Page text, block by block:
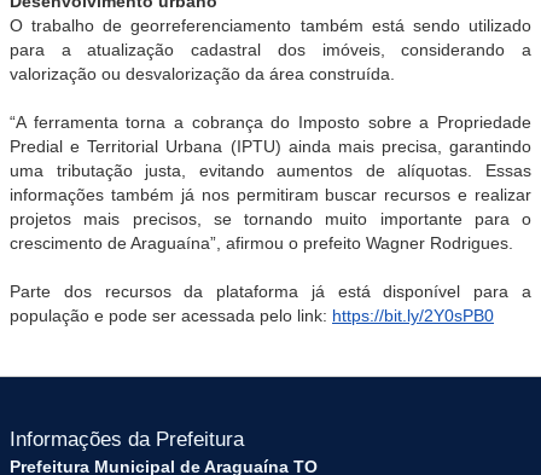
O trabalho de georreferenciamento também está sendo utilizado
para a atualização cadastral dos imóveis, considerando a
valorização ou desvalorização da área construída.
“A ferramenta torna a cobrança do Imposto sobre a Propriedade
Predial e Territorial Urbana (IPTU) ainda mais precisa, garantindo
uma tributação justa, evitando aumentos de alíquotas. Essas
informações também já nos permitiram buscar recursos e realizar
projetos mais precisos, se tornando muito importante para o
crescimento de Araguaína”, afirmou o prefeito Wagner Rodrigues.
Parte dos recursos da plataforma já está disponível para a
população e pode ser acessada pelo link: https://bit.ly/2Y0sPB0
Informações da Prefeitura
Prefeitura Municipal de Araguaína TO